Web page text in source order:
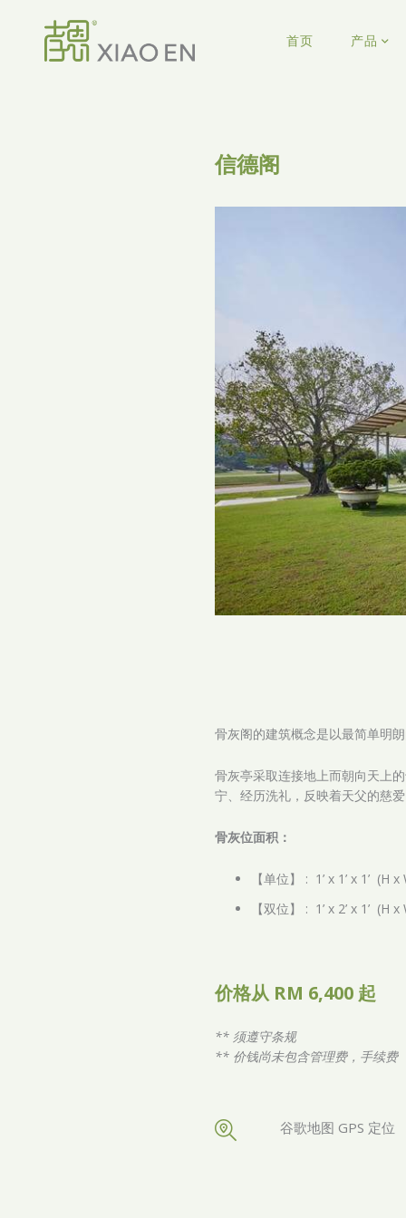
首页 产品
信德阁
骨灰阁的建筑概念是以最简单明
骨灰亭采取连接地上而朝向天上
宁、经历洗礼，反映着天父的慈
骨灰位面积：
【单位】 : 1’ x 1’ x 1’ (H
【双位】 : 1’ x 2’ x 1’ (H
价格从 RM 6,400 起
** 须遵守条规
** 价钱尚未包含管理费，手续费
谷歌地图 GPS 定位